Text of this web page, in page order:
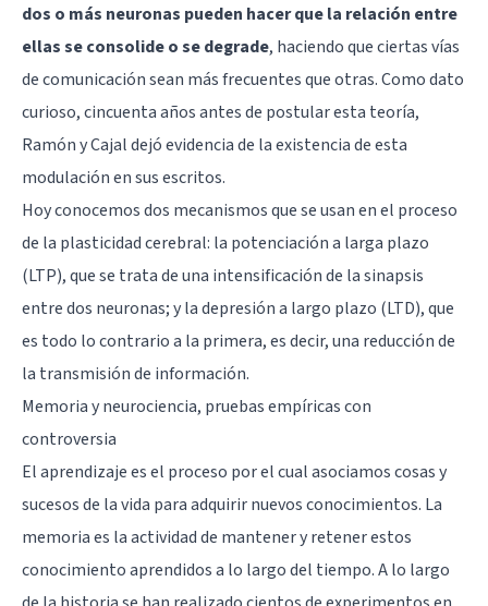
dos o más neuronas pueden hacer que la relación entre
ellas se consolide o se degrade, haciendo que ciertas vías
de comunicación sean más frecuentes que otras. Como dato
curioso, cincuenta años antes de postular esta teoría,
Ramón y Cajal dejó evidencia de la existencia de esta
modulación en sus escritos.
Hoy conocemos dos mecanismos que se usan en el proceso
de la plasticidad cerebral: la potenciación a larga plazo
(LTP), que se trata de una intensificación de la sinapsis
entre dos neuronas; y la depresión a largo plazo (LTD), que
es todo lo contrario a la primera, es decir, una reducción de
la transmisión de información.
Memoria y neurociencia, pruebas empíricas con
controversia
El aprendizajees el proceso por el cual asociamos cosas y
sucesos de la vida para adquirir nuevos conocimientos. La
memoria es la actividad de mantener y retener estos
conocimiento aprendidos a lo largo del tiempo. A lo largo